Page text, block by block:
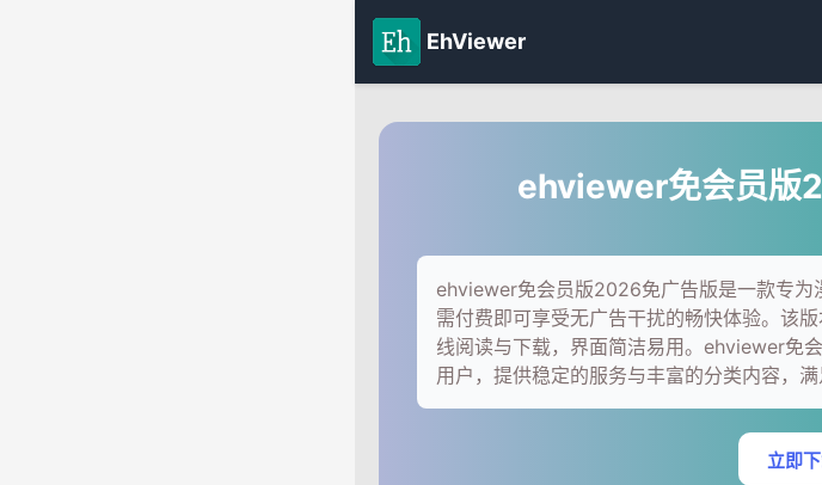
EhViewer
ehviewer免会员版
ehviewer免会员版2026免广告版是一款专为
需付费即可享受无广告干扰的畅快体验。该
线阅读与下载，界面简洁易用。ehviewer免
用户，提供稳定的服务与丰富的分类内容，满
立即